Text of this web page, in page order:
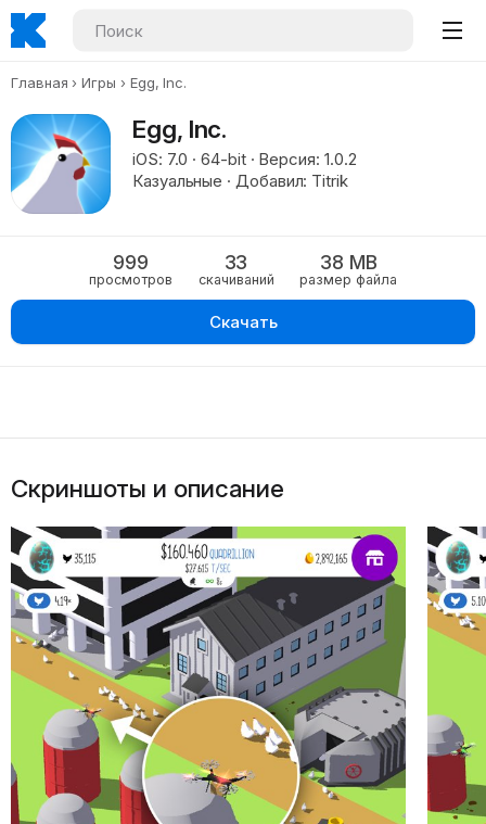
Главная Игры Egg, Inc.
Egg, Inc.
iOS: 7.0 · 64-bit · Версия: 1.0.2
Казуальные · Добавил: Titrik
999
просмотров
33
скачиваний
38 MB
размер файла
Скачать
Скриншоты и описание